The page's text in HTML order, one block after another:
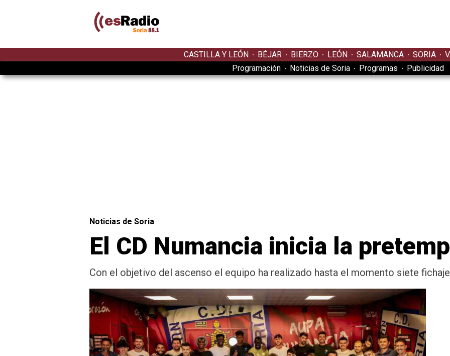
CASTILLA Y LEÓN BÉJAR BIERZO LEÓN SALAMANCA SORIA
Programación
Noticias de Soria Programas Publicidad
Noticias de Soria
El CD Numancia inicia la
Con el objetivo del ascenso el equipo ha realizado hasta el momento siete